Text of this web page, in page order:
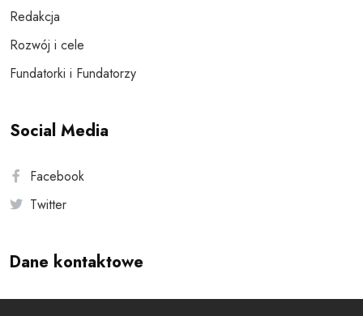
Redakcja
Rozwój i cele
Fundatorki i Fundatorzy
Social Media
Facebook
Twitter
Dane kontaktowe